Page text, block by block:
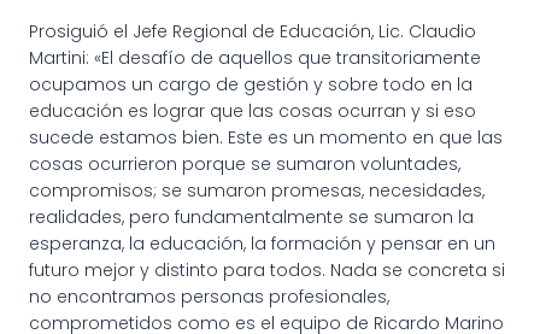
Prosiguió el Jefe Regional de Educación, Lic. Claudio
Martini: «El desafío de aquellos que transitoriamente
ocupamos un cargo de gestión y sobre todo en la
educación es lograr que las cosas ocurran y si eso
sucede estamos bien. Este es un momento en que las
cosas ocurrieron porque se sumaron voluntades,
compromisos; se sumaron promesas, necesidades,
realidades, pero fundamentalmente se sumaron la
esperanza, la educación, la formación y pensar en un
futuro mejor y distinto para todos. Nada se concreta si
no encontramos personas profesionales,
comprometidos como es el equipo de Ricardo Marino